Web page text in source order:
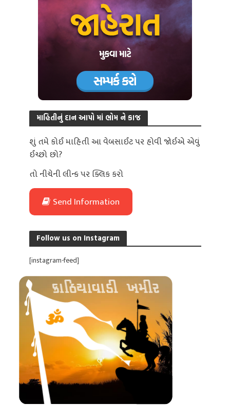
માહિતીનું દાન આપો માં ભોમ ને કાજ
શું તમે કોઈ માહિતી આ વેબસાઈટ પર હોવી જોઈએ એવું
ઈચ્છો છો?
તો નીચેની લીન્ક પર ક્લિક કરો
Send Information
Follow us on Instagram
[instagram-feed]